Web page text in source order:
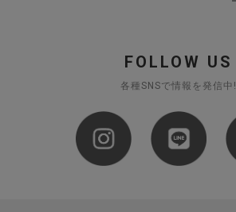
FOLLOW US
各種SNSで情報を発信中!